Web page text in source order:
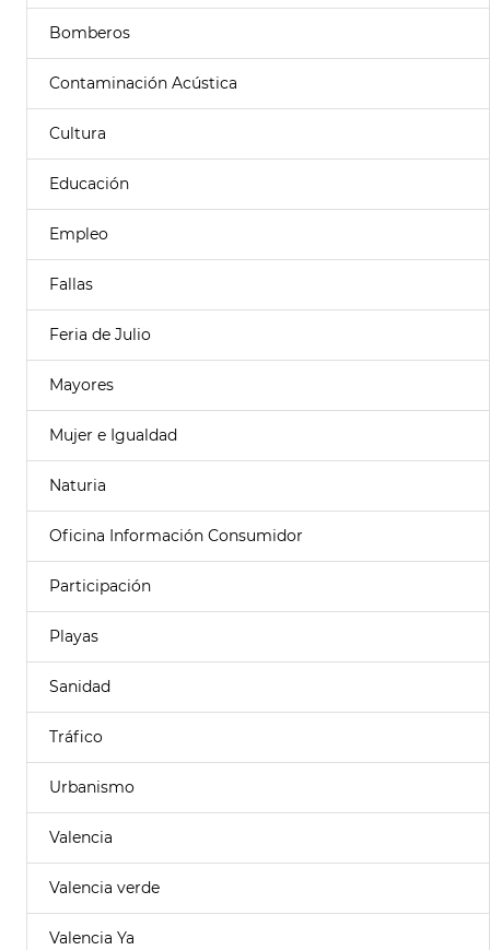
Bomberos
Contaminación Acústica
Cultura
Educación
Empleo
Fallas
Feria de Julio
Mayores
Mujer e Igualdad
Naturia
Oficina Información Consumidor
Participación
Playas
Sanidad
Tráfico
Urbanismo
Valencia
Valencia verde
Valencia Ya